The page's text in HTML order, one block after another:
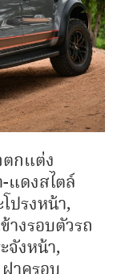
กแต่ง
แดงสไตล์
ปรงหน้า,
างรอบตัวรถ
จังหน้า,